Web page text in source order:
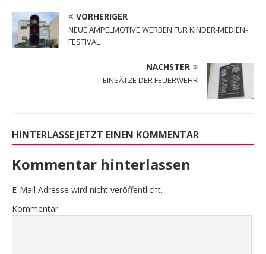
VORHERIGER
NEUE AMPELMOTIVE WERBEN FÜR KINDER-MEDIEN-
FESTIVAL
NÄCHSTER
EINSÄTZE DER FEUERWEHR
HINTERLASSE JETZT EINEN KOMMENTAR
Kommentar hinterlassen
E-Mail Adresse wird nicht veröffentlicht.
Kommentar